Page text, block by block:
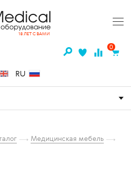
18 ЛЕТ С ВАМИ
0
RU
Медицинская мебель